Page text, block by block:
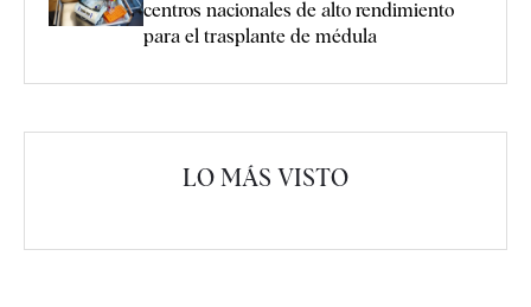
centros nacionales de alto rendimiento
para el trasplante de médula
LO MÁS VISTO